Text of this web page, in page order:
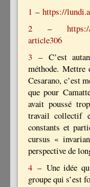
1 – https://
2 –
article306
3 – C’est
méthode. Mettre
Cesarano, c’est
que pour
avait poussé
travail collectif
constants et
cursus «
perspective de
4 – Une idée
groupe qui s’est